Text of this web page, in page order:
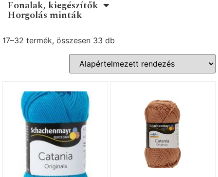
Fonalak, kiegészítők
Horgolás minták
17–32 termék, összesen 33 db